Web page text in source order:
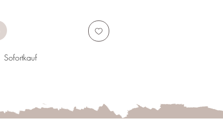
Sofortkauf